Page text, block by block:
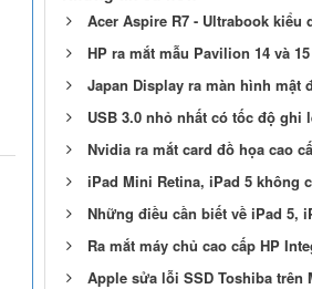
Acer Aspire R7 - Ultrabook kiểu
HP ra mắt mẫu Pavilion 14 và
Japan Display ra màn hình mật
USB 3.0 nhỏ nhất có tốc độ ghi
Nvidia ra mắt card đồ họa cao
iPad Mini Retina, iPad 5 không
Những điều cần biết về iPad 5,
Ra mắt máy chủ cao cấp HP
Apple sửa lỗi SSD Toshiba trên